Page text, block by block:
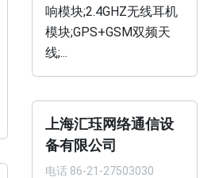
响模块;2.4GHZ无线耳机
模块;GPS+GSM双频天
线;...
上海汇珏网络通信设
备有限公司
电话 86-21-27503030